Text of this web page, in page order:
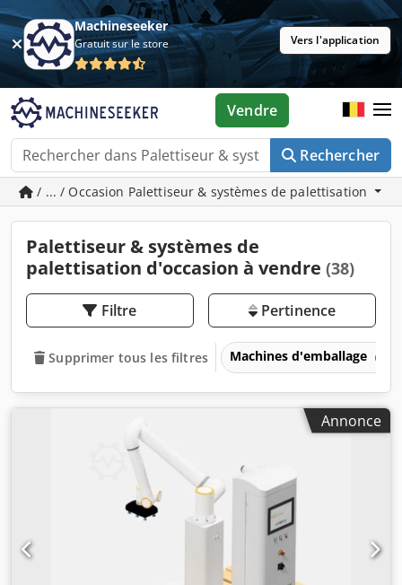
Machineseeker
Gratuit sur le store Vers l'application
Rechercher
Vendre
/ ... / Occasion Palettiseur & systèmes de palettisation
Palettiseur & systèmes de
palettisation d'occasion à vendre (38)
Filtre Pertinence
Supprimer tous les filtres Machines d'emballage
Annonce